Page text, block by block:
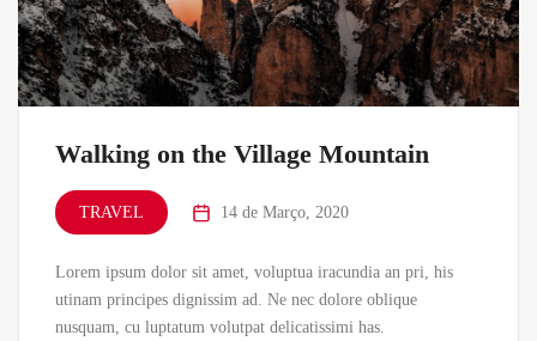
Walking on the Village Mountain
TRAVEL 14 de Março, 2020
Lorem ipsum dolor sit amet, voluptua iracundia an pri, his
utinam principes dignissim ad. Ne nec dolore oblique
nusquam, cu luptatum volutpat delicatissimi has.